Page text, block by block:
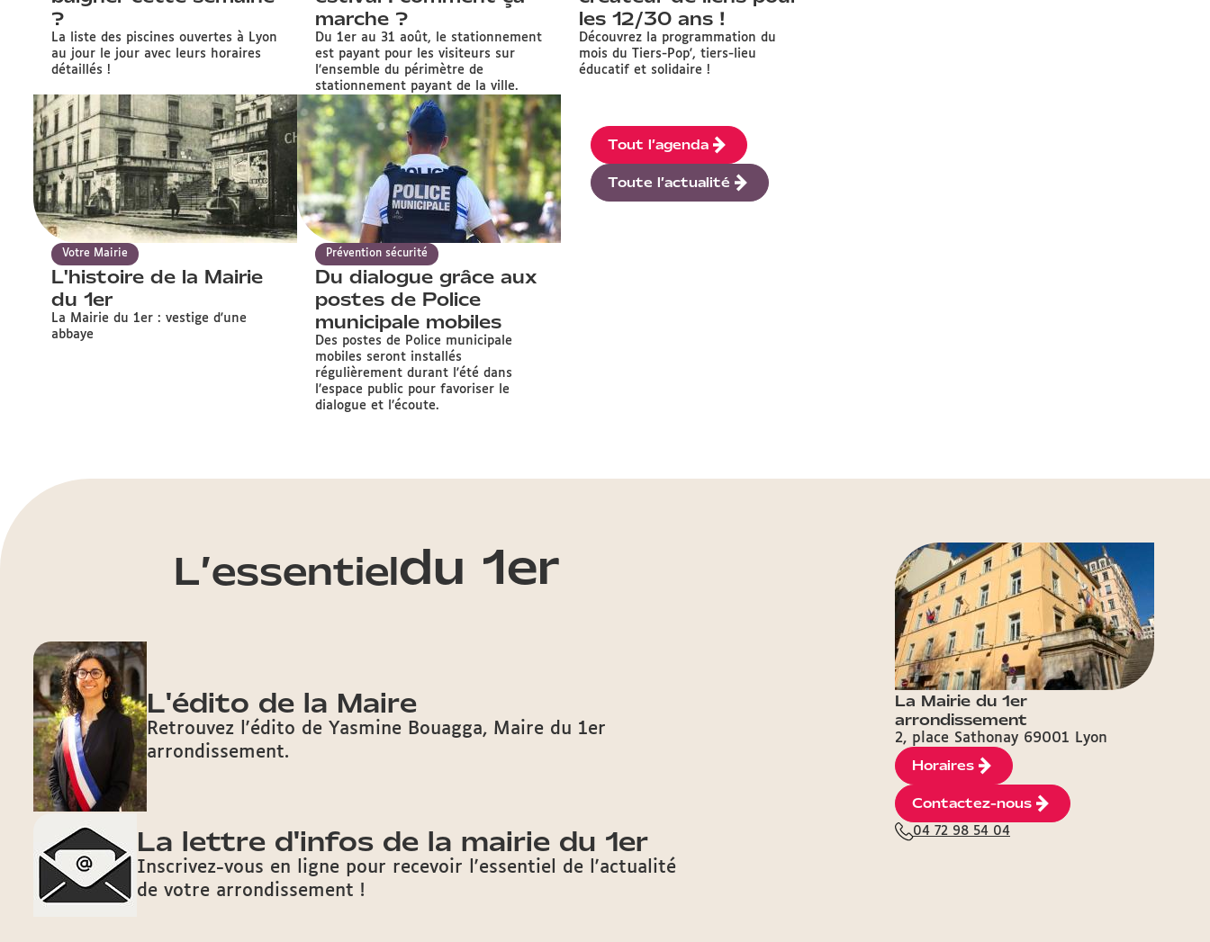
?
La liste des piscines ouvertes à Lyon
au jour le jour avec leurs horaires
détaillés !
marche ?
Du 1er au 31 août, le stationnement
est payant pour les visiteurs sur
l’ensemble du périmètre de
stationnement payant de la ville.
les 12/30 ans !
Découvrez la programmation du
mois du Tiers-Pop', tiers-lieu
éducatif et solidaire !
Votre Mairie
L'histoire de la Mairie
du 1er
La Mairie du 1er : vestige d'une
abbaye
Prévention sécurité
Du dialogue grâce aux
postes de Police
municipale mobiles
Des postes de Police municipale
mobiles seront installés
régulièrement durant l'été dans
l’espace public pour favoriser le
dialogue et l’écoute.
Tout l’agenda
Toute l’actualité
L’essentieldu 1er
L'édito de la Maire
Retrouvez l'édito de Yasmine Bouagga, Maire du 1er
arrondissement.
La lettre d'infos de la mairie du 1er
Inscrivez-vous en ligne pour recevoir l'essentiel de l'actualité
de votre arrondissement !
La Mairie du 1er
arrondissement
2, place Sathonay 69001 Lyon
Horaires
Contactez-nous
04 72 98 54 04